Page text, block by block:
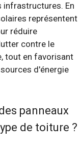
infrastructures. En
représentent
réduire
contre le
tout en favorisant
d'énergie
panneaux
de toiture ?